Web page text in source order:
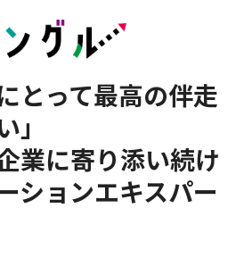
とって最高の伴走
業に寄り添い続け
ションエキスパー